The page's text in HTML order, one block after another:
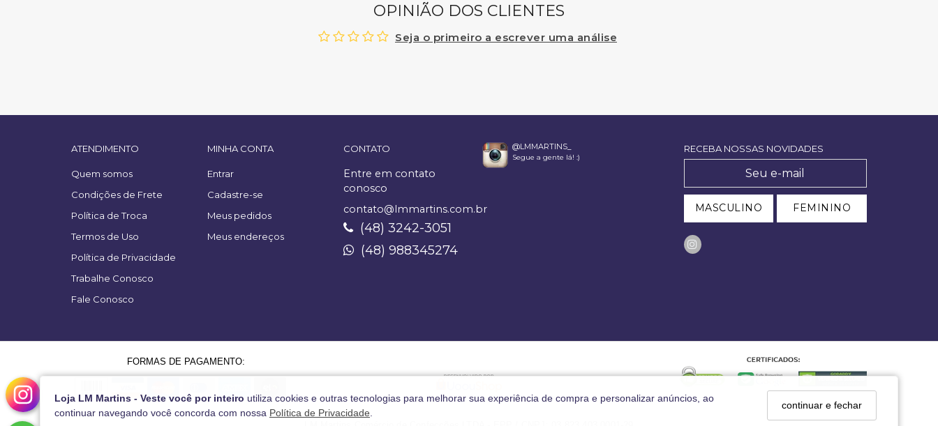
Loja LM Martins - Veste você por inteiro utiliza cookies e outras tecnologias para melhorar sua experiência de compra e personalizar anúncios, ao
continuar navegando você concorda com nossa Política de Privacidade
continuar e fechar
OPINIÃO DOS CLIENTES
Seja o primeiro a escrever uma análise
ATENDIMENTO
Quem somos
Condições de Frete
Política de Troca
Termos de Uso
Política de Privacidade
Trabalhe Conosco
Fale Conosco
MINHA CONTA
Entrar
Cadastre-se
Meus pedidos
Meus endereços
CONTATO
Entre em contato
conosco
contato@lmmartins.com.br
(48) 3242-3051
(48) 988345274
@LMMARTINS_
Segue a gente lá! :)
RECEBA NOSSAS NOVIDADES
MASCULINO FEMININO
FORMAS DE PAGAMENTO: